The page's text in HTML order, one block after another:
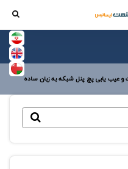
عیب یابی پچ پنل شبکه به زبان ساده